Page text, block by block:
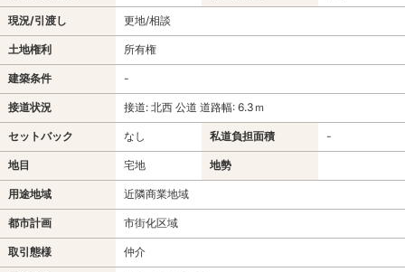
現況/引渡し 更地/相談
土地権利 所有権
建築条件 -
接道状況 接道: 北西 公道 道路幅: 6.3ｍ
セットバック なし 私道負担面積 -
地目 宅地 地勢
用途地域 近隣商業地域
都市計画 市街化区域
取引態様 仲介